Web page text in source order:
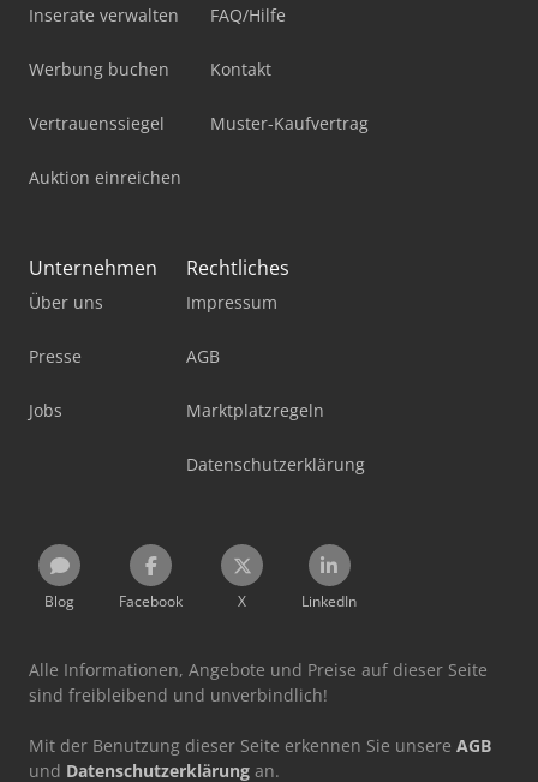
Inserate verwalten
Werbung buchen
Vertrauenssiegel
Auktion einreichen
FAQ/Hilfe
Kontakt
Muster-Kaufvertrag
Unternehmen
Über uns
Presse
Jobs
Rechtliches
Impressum
AGB
Marktplatzregeln
Datenschutzerklärung
Blog Facebook X LinkedIn
Alle Informationen, Angebote und Preise auf dieser Seite
sind freibleibend und unverbindlich!
Mit der Benutzung dieser Seite erkennen Sie unsere AGB
und Datenschutzerklärung an.